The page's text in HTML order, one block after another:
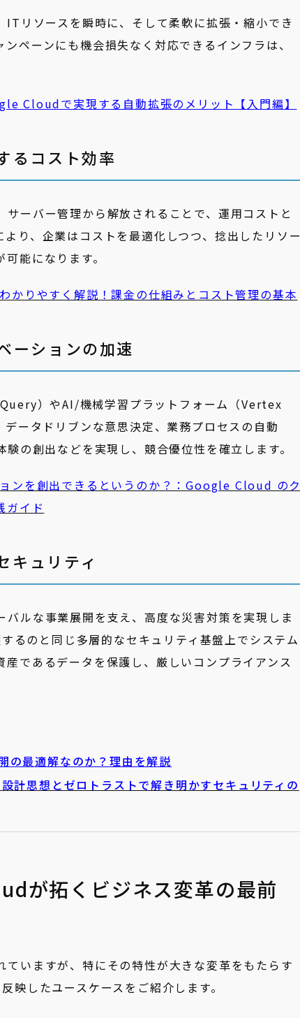
リソースを瞬時に、そして柔軟に拡張・縮小でき
ペーンにも機会損失なく対応できるインフラは、
Cloudで実現する自動拡張のメリット【入門編】
るコスト効率
ーバー管理から解放されることで、運用コストと
り、企業はコストを最適化しつつ、捻出したリソー
能になります。
りやすく解説！課金の仕組みとコスト管理の基本
ーションの加速
）やAI/機械学習プラットフォーム（Vertex
ータドリブンな意思決定、業務プロセスの自動
の創出などを実現し、競合優位性を確立します。
ンを創出できるというのか？：Google Cloud のク
ガイド
キュリティ
ルな事業展開を支え、高度な災害対策を実現しま
るのと同じ多層的なセキュリティ基盤上でシステム
であるデータを保護し、厳しいコンプライアンス
最適解なのか？理由を解説
思想とゼロトラストで解き明かすセキュリティの
が拓くビジネス変革の最前
いますが、特にその特性が大きな変革をもたらす
映したユースケースをご紹介します。